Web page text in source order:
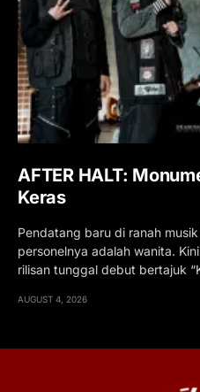
AFTER HALT:
Keras
Pendatang baru di ranah
personelnya adalah wanita.
rilisan tunggal debut bertajuk
AUGUST 4, 2026